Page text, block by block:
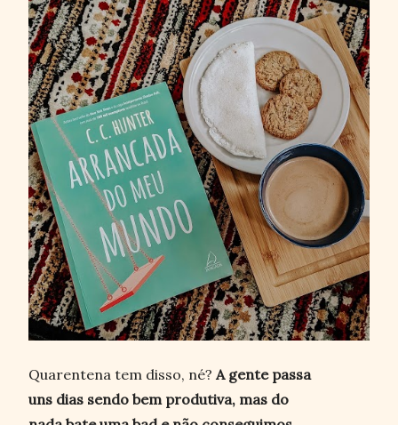
Quarentena tem disso, né? A gente passa
uns dias sendo bem produtiva, mas do